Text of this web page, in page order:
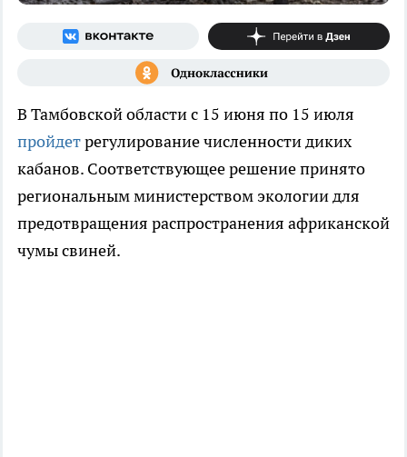
В Тамбовской области с 15 июня по 15 июля
пройдетрегулирование численности диких
кабанов. Соответствующее решение принято
региональным министерством экологии для
предотвращения распространения африканской
чумы свиней.